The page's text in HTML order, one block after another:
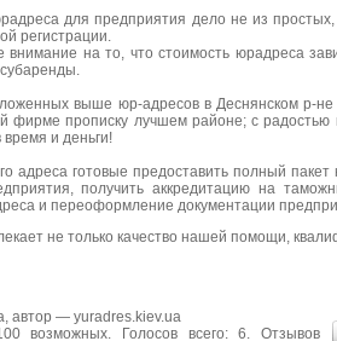
для предприятия дело не из простых,
регистрации.
на то, что стоимость юрадреса
выше юр-адресов в Деснянском р-не
фирме прописку лучшем районе; с
время и деньги!
готовые предоставить полный
получить аккредитацию на
и переоформление документации
не только качество нашей помощи,
, автор — yuradres.kiev.ua
возможных. Голосов всего:6. Отзывов